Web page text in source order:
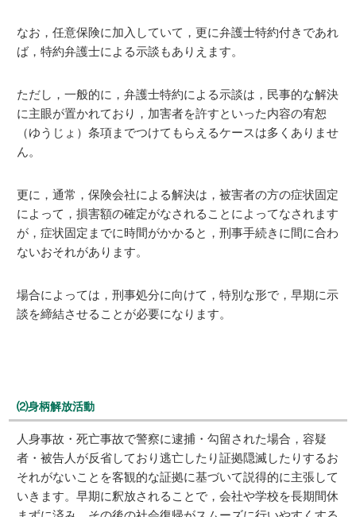
なお，任意保険に加入していて，更に弁護士特約付きであれ
ば，特約弁護士による示談もありえます。
ただし，一般的に，弁護士特約による示談は，民事的な解決
に主眼が置かれており，加害者を許すといった内容の宥恕
（ゆうじょ）条項までつけてもらえるケースは多くありませ
ん。
更に，通常，保険会社による解決は，被害者の方の症状固定
によって，損害額の確定がなされることによってなされます
が，症状固定までに時間がかかると，刑事手続きに間に合わ
ないおそれがあります。
場合によっては，刑事処分に向けて，特別な形で，早期に示
談を締結させることが必要になります。
⑵身柄解放活動
人身事故・死亡事故で警察に逮捕・勾留された場合，容疑
者・被告人が反省しており逃亡したり証拠隠滅したりするお
それがないことを客観的な証拠に基づいて説得的に主張して
いきます。早期に釈放されることで，会社や学校を長期間休